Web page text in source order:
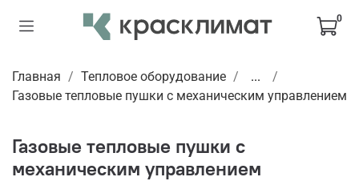
0
Главная Тепловое оборудование
...
Газовые тепловые пушки с механическим управлением
Газовые тепловые пушки с
механическим управлением